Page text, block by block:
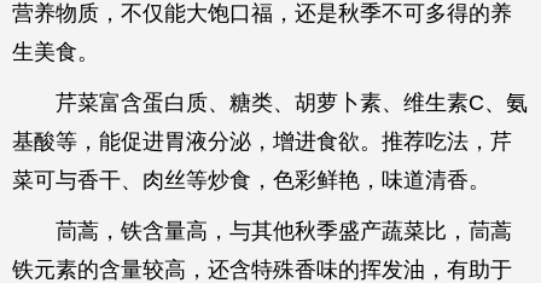
营养物质，不仅能大饱口福，还是秋季不可多得的养
生美食。
芹菜富含蛋白质、糖类、胡萝卜素、维生素C、氨
基酸等，能促进胃液分泌，增进食欲。推荐吃法，芹
菜可与香干、肉丝等炒食，色彩鲜艳，味道清香。
茼蒿，铁含量高，与其他秋季盛产蔬菜比，茼蒿
铁元素的含量较高，还含特殊香味的挥发油，有助于